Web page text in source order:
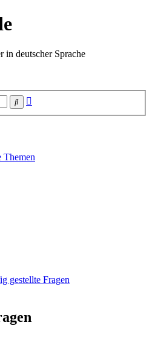
in deutscher Sprache
Suche
Themen
gestellte Fragen